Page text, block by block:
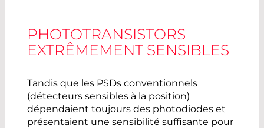
PHOTOTRANSISTORS
EXTRÊMEMENT SENSIBLES
Tandis que les PSDs conventionnels
(détecteurs sensibles à la position)
dépendaient toujours des photodiodes et
présentaient une sensibilité suffisante pour